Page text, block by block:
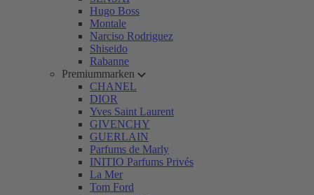
Hugo Boss
Montale
Narciso Rodriguez
Shiseido
Rabanne
Premiummarken
CHANEL
DIOR
Yves Saint Laurent
GIVENCHY
GUERLAIN
Parfums de Marly
INITIO Parfums Privés
La Mer
Tom Ford